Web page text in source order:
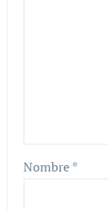
Nombre*